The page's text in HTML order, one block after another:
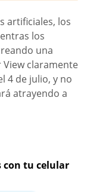
artificiales, los
los
una
View claramente
4 de julio, y no
atrayendo a
con tu celular